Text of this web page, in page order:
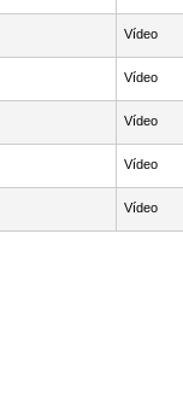
Vídeo
Vídeo
Vídeo
Vídeo
Vídeo